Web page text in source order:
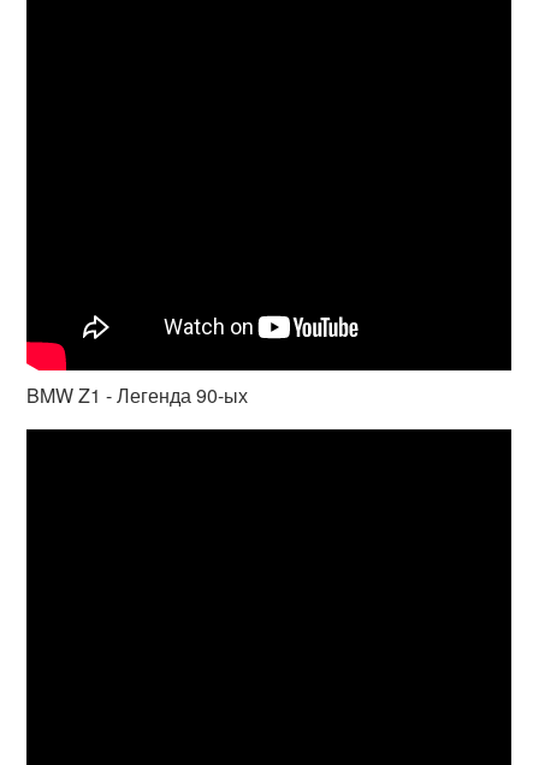
BMW Z1 - Легенда 90-ых